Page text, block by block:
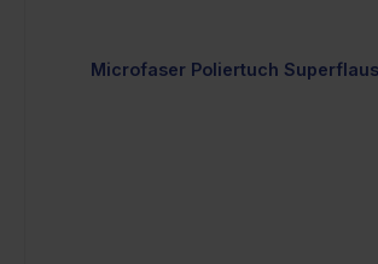
Microfaser Poliertuch